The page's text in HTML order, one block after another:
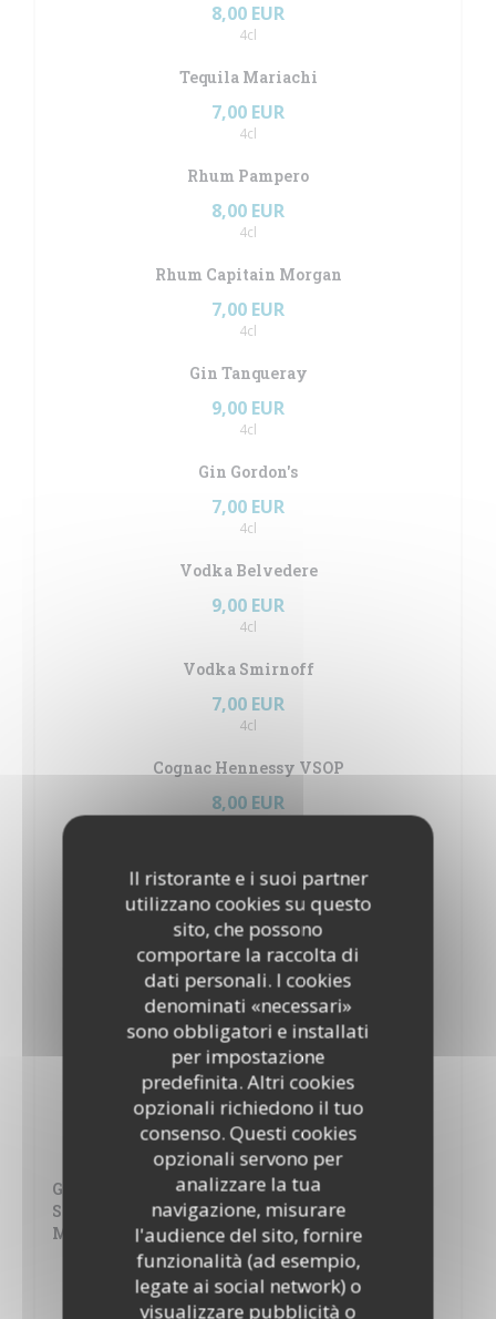
Il ristorante e i suoi partner
utilizzano cookies su questo
sito, che possono
comportare la raccolta di
dati personali. I cookies
denominati «necessari»
sono obbligatori e installati
per impostazione
predefinita. Altri cookies
opzionali richiedono il tuo
consenso. Questi cookies
opzionali servono per
analizzare la tua
navigazione, misurare
l'audience del sito, fornire
funzionalità (ad esempio,
legate ai social network) o
visualizzare pubblicità o
8,00 EUR
4cl
Tequila Mariachi
7,00 EUR
4cl
Rhum Pampero
8,00 EUR
4cl
Rhum Capitain Morgan
7,00 EUR
4cl
Gin Tanqueray
9,00 EUR
4cl
Gin Gordon's
7,00 EUR
4cl
Vodka Belvedere
9,00 EUR
4cl
Vodka Smirnoff
7,00 EUR
4cl
Cognac Hennessy VSOP
8,00 EUR
Eaux de vie
5,00 EUR
2cl
Poire, Mirabelle, Framboise, Marc de Gewurtz
Rhums arrangés
9,00 EUR
Shots
2Cl
4,00 EUR
Get 27, Jaeger, J&B, Jameson, Smirnoff,
Smirnoff + Sirop au Choix, Gordon, Captain
Morgan, Baileys, Mariachi
Shots
2Cl